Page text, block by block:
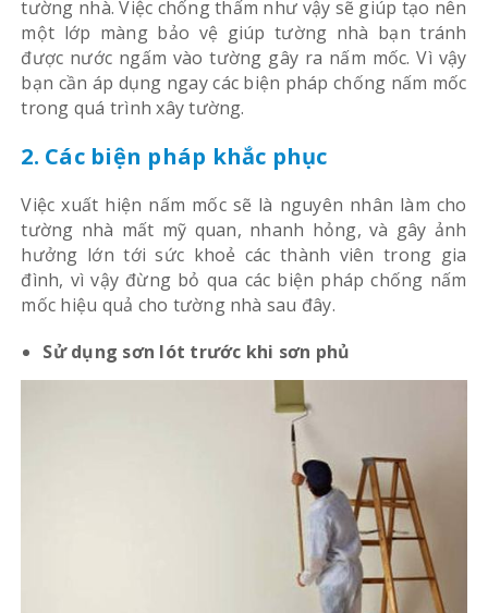
tường nhà. Việc chống thấm như vậy sẽ giúp tạo nên
một lớp màng bảo vệ giúp tường nhà bạn tránh
được nước ngấm vào tường gây ra nấm mốc. Vì vậy
bạn cần áp dụng ngay các biện pháp chống nấm mốc
trong quá trình xây tường.
2. Các biện pháp khắc phục
Việc xuất hiện nấm mốc sẽ là nguyên nhân làm cho
tường nhà mất mỹ quan, nhanh hỏng, và gây ảnh
hưởng lớn tới sức khoẻ các thành viên trong gia
đình, vì vậy đừng bỏ qua các biện pháp chống nấm
mốc hiệu quả cho tường nhà sau đây.
Sử dụng sơn lót trước khi sơn phủ